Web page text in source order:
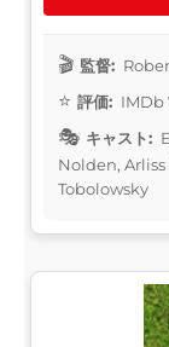
監督:
評価: IMDb
キャスト:
Nolden,
Tobolowsky